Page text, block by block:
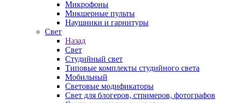
Микрофоны
Микшерные пульты
Наушники и гарнитуры
Свет
Назад
Свет
Студийный свет
Типовые комплекты студийного света
Мобильный
Световые модификаторы
Свет для блогеров, стримеров, фотографов